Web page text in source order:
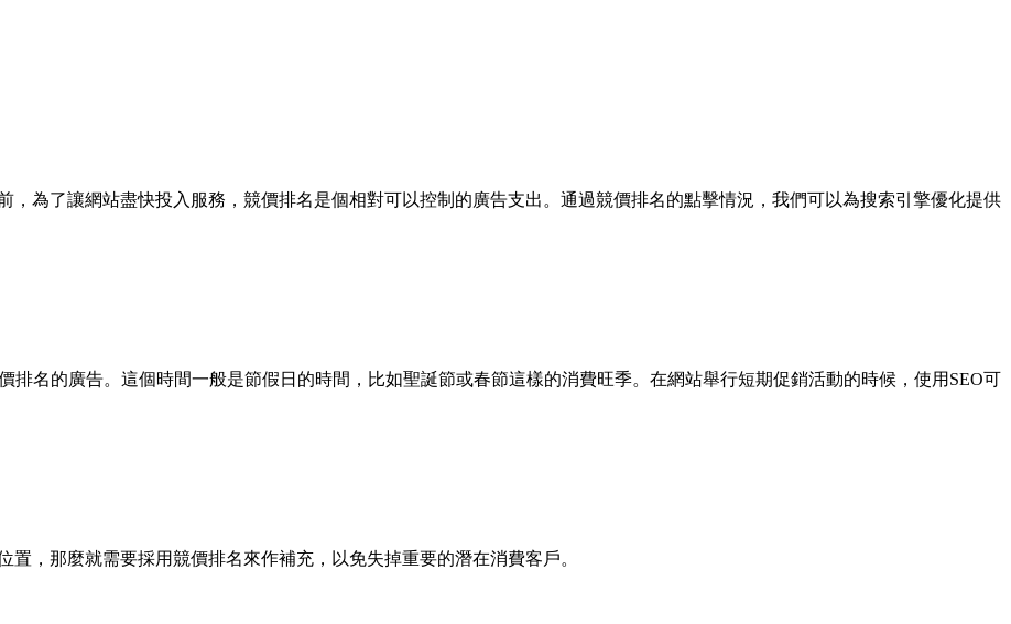
，為了讓網站盡快投入服務，競價排名是個相對可以控制的廣告支出。通過競價排名的點擊情況，我們可以為搜索引擎優化提供
名的廣告。這個時間一般是節假日的時間，比如聖誕節或春節這樣的消費旺季。在網站舉行短期促銷活動的時候，使用SEO可
，那麼就需要採用競價排名來作補充，以免失掉重要的潛在消費客戶。